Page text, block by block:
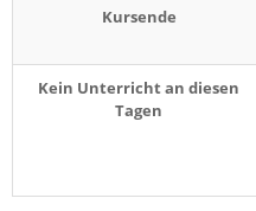
Kursende
Kein Unterricht an diesen
Tagen